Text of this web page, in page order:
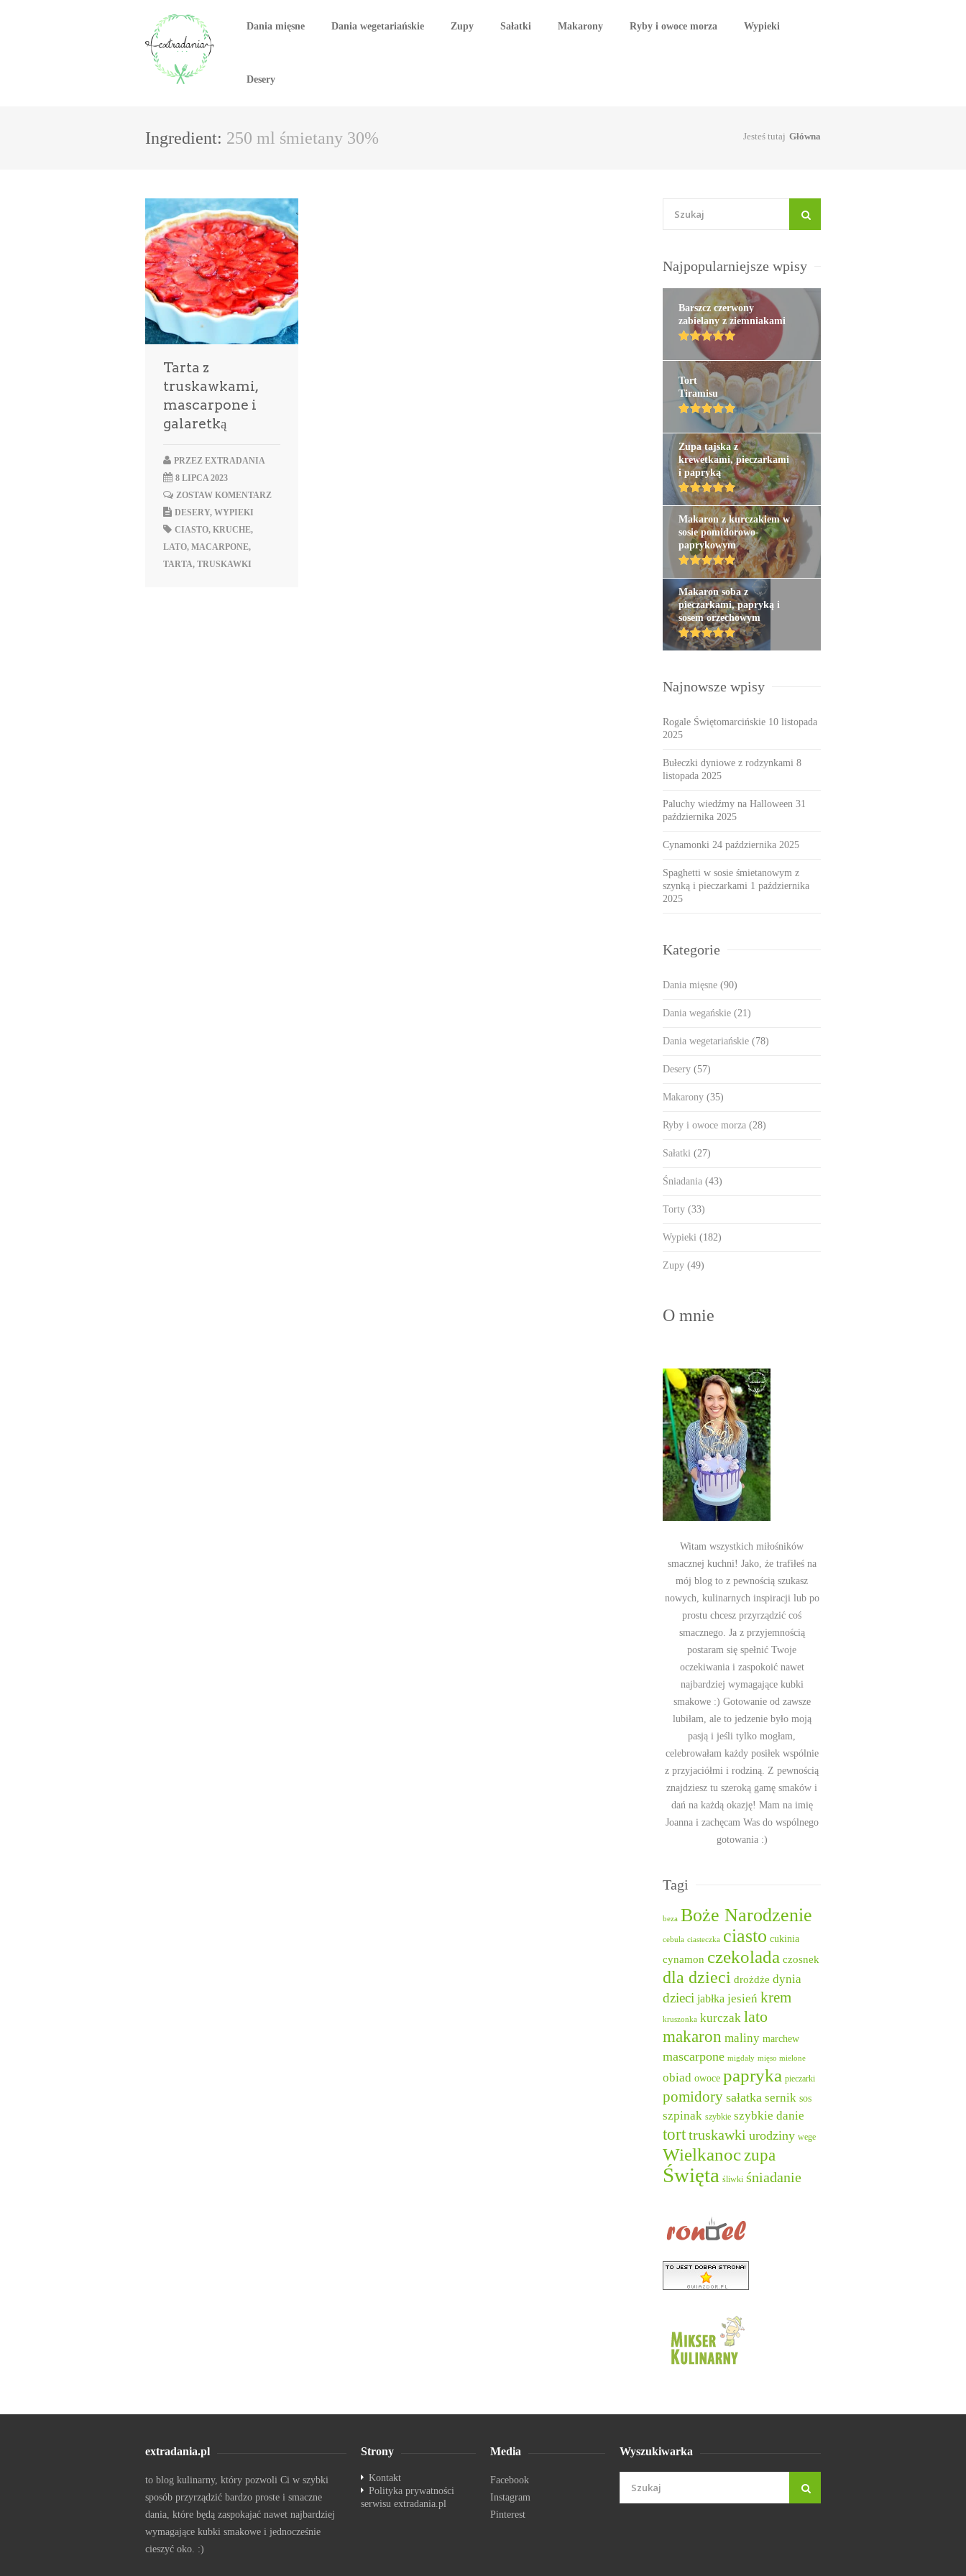
Dania mięsne Dania wegetariańskie Zupy Sałatki Makarony Ryby i owoce morza Wypieki
Desery
Ingredient: 250 ml śmietany 30% Jesteś tutaj Główna
Tarta z
truskawkami,
mascarpone i
galaretką
PRZEZ EXTRADANIA
8 LIPCA 2023
ZOSTAW KOMENTARZ
DESERY, WYPIEKI
CIASTO, KRUCHE,
LATO, MACARPONE,
TARTA, TRUSKAWKI
Najpopularniejsze wpisy
Barszcz czerwony
zabielany z ziemniakami
Tort
Tiramisu
Zupa tajska z
krewetkami, pieczarkami
i papryką
Makaron z kurczakiem w
sosie pomidorowo-
paprykowym
Makaron soba z
pieczarkami, papryką i
sosem orzechowym
Najnowsze wpisy
Rogale Świętomarcińskie 10 listopada
2025
Bułeczki dyniowe z rodzynkami 8
listopada 2025
Paluchy wiedźmy na Halloween 31
października 2025
Cynamonki 24 października 2025
Spaghetti w sosie śmietanowym z
szynką i pieczarkami 1 października
2025
Kategorie
Dania mięsne (90)
Dania wegańskie (21)
Dania wegetariańskie (78)
Desery (57)
Makarony (35)
Ryby i owoce morza (28)
Sałatki (27)
Śniadania (43)
Torty (33)
Wypieki (182)
Zupy (49)
O mnie
Witam wszystkich miłośników
smacznej kuchni! Jako, że trafiłeś na
mój blog to z pewnością szukasz
nowych, kulinarnych inspiracji lub po
prostu chcesz przyrządzić coś
smacznego. Ja z przyjemnością
postaram się spełnić Twoje
oczekiwania i zaspokoić nawet
najbardziej wymagające kubki
smakowe :) Gotowanie od zawsze
lubiłam, ale to jedzenie było moją
pasją i jeśli tylko mogłam,
celebrowałam każdy posiłek wspólnie
z przyjaciółmi i rodziną. Z pewnością
znajdziesz tu szeroką gamę smaków i
dań na każdą okazję! Mam na imię
Joanna i zachęcam Was do wspólnego
gotowania :)
Tagi
beza Boże Narodzenie
cebula ciasteczka ciasto cukinia
cynamon czekolada czosnek
dla dzieci drożdże dynia
dzieci jabłka jesień krem
kruszonka kurczak lato
makaron maliny marchew
mascarpone migdały mięso mielone
obiad owoce papryka pieczarki
pomidory sałatka sernik sos
szpinak szybkie szybkie danie
torttruskawki urodziny wege
Wielkanoczupa
Święta śliwki śniadanie
extradania.pl
to blog kulinarny, który pozwoli Ci w szybki
sposób przyrządzić bardzo proste i smaczne
dania, które będą zaspokajać nawet najbardziej
wymagające kubki smakowe i jednocześnie
cieszyć oko. :)
Strony
Kontakt
Polityka prywatności
serwisu extradania.pl
Media
Facebook
Instagram
Pinterest
Wyszukiwarka